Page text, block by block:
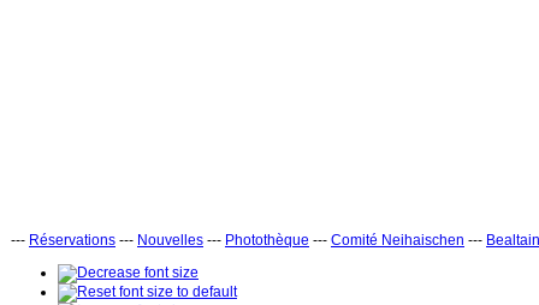
--- Réservations --- Nouvelles --- Photothèque --- Comité Neihaischen ---